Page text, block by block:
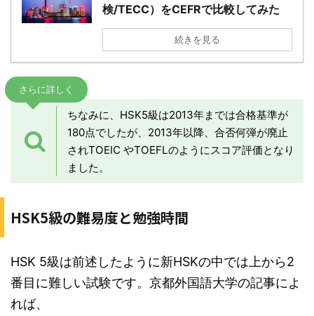
検/TECC）をCEFRで比較してみた
続きを見る
さらに詳しく
ちなみに、HSK5級は2013年までは合格基準が
180点でしたが、2013年以降、合否何弾が廃止
されTOEIC やTOEFLのようにスコア評価となり
ました。
HSK5級の難易度と勉強時間
HSK 5級は前述したように新HSKの中では上から2
番目に難しい試験です。京都外国語大学の記事によ
れば、